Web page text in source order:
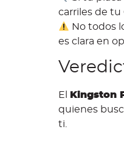
carriles de tu
No todos
es clara en
El Kingston
quienes
ti.